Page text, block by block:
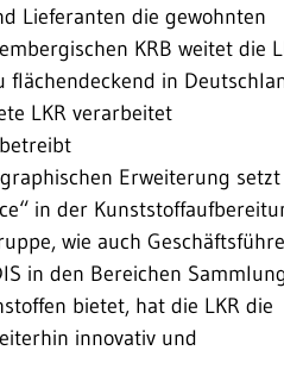
Lieferanten die gewohnten
KRB weitet die
in
LKR verarbeitet
Erweiterung setzt
in der
wie auch
in den Bereichen
bietet, hat die LKR die
innovativ und